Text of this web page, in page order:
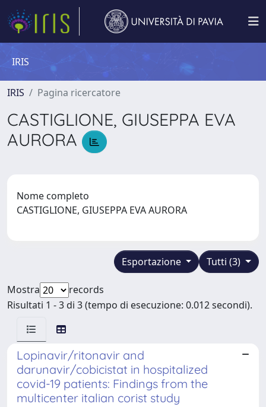
IRIS
IRIS Pagina ricercatore
CASTIGLIONE, GIUSEPPA EVA
AURORA
Nome completo
CASTIGLIONE, GIUSEPPA EVA AURORA
Tutti (3)
Esportazione
Mostra
records
Risultati 1 - 3 di 3 (tempo di esecuzione: 0.012 secondi).
Lopinavir/ritonavir and
darunavir/cobicistat in hospitalized
covid-19 patients: Findings from the
multicenter italian corist study